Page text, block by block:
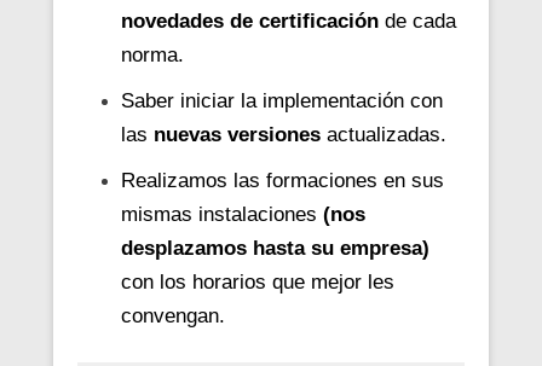
novedades de certificación de cada
norma.
Saber iniciar la implementación con
las nuevas versiones actualizadas.
Realizamos las formaciones en sus
mismas instalaciones (nos
desplazamos hasta su empresa)
con los horarios que mejor les
convengan.